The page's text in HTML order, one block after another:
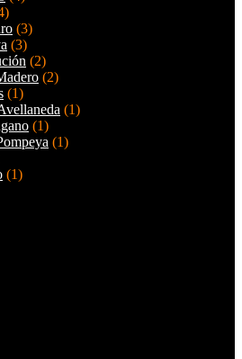
(3)
(3)
(2)
(2)
(1)
(1)
(1)
(1)
(1)